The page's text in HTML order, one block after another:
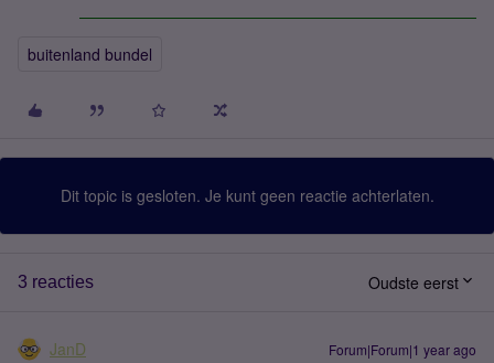
buitenland bundel
Dit topic is gesloten. Je kunt geen reactie achterlaten.
3 reacties Oudste eerst
JanD Forum|Forum|1 year ago